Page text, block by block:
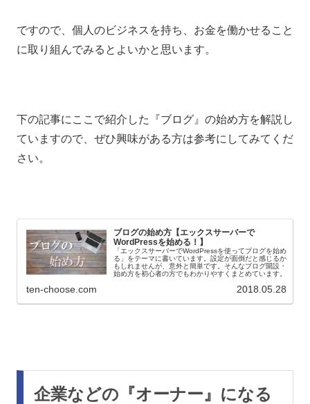
ですので、個人のビジネスを持ち、お金を働かせること
に取り組んでみるとよいかと思います。
下の記事にここで紹介した『ブログ』の始め方を解説し
ていますので、ぜひ興味がある方は参考にしてみてくだ
さい。
ブログの始め方【エックスサーバーで
WordPressを始める！】
「エックスサーバーでWordPressを使ってブログを始め
る」をテーマに書いています。設定が面倒だと感じるか
もしれませんが、意外と簡単です。そんなブログ開設・
始め方を初心者の方でもわかりやすくまとめています。
ten-choose.com 2018.05.28
企業などの『オーナー』になる